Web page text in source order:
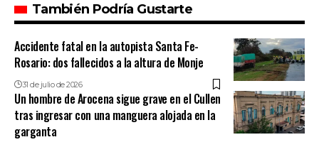
También Podría Gustarte
Accidente fatal en la autopista Santa Fe-
Rosario: dos fallecidos a la altura de Monje
31 de julio de 2026
Un hombre de Arocena sigue grave en el Cullen
tras ingresar con una manguera alojada en la
garganta